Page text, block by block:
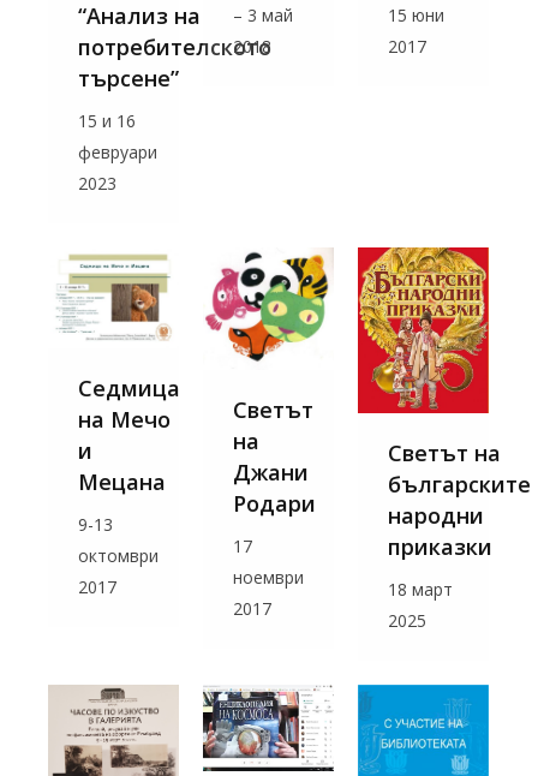
“Анализ на
потребителското
търсене”
15 и 16
февруари
2023
– 3 май
2018
15 юни
2017
Седмица
на Мечо
и
Мецана
9-13
октомври
2017
Светът
на
Джани
Родари
17
ноември
2017
Светът на
българските
народни
приказки
18 март
2025